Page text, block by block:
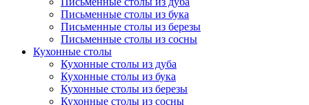
Письменные столы из бука
Письменные столы из березы
Письменные столы из сосны
Кухонные столы
Кухонные столы из дуба
Кухонные столы из бука
Кухонные столы из березы
Кухонные столы из сосны